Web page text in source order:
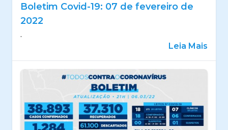
Boletim Covid-19: 07 de fevereiro de
2022
.
Leia Mais